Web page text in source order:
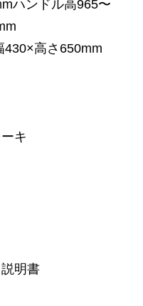
ハンドル高965〜
430×高さ650mm
キ
明書